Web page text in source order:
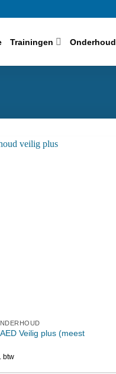
Trainingen Onderhoud
Veilig plus (meest
btw